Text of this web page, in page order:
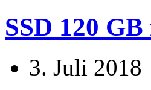
SSD 120
3. Juli 2018